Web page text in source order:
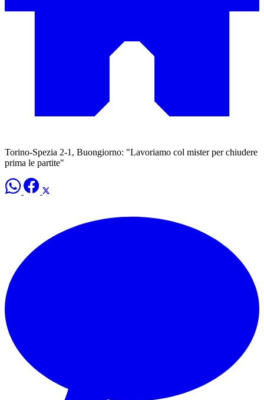
Torino-Spezia 2-1, Buongiorno: "Lavoriamo col mister per chiudere
prima le partite"